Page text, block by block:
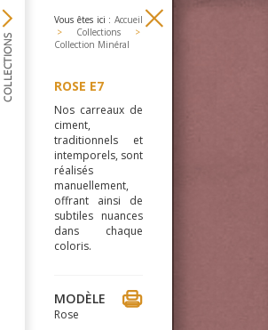
Vous êtes ici : Accueil
>
Collections
>
Collection Minéral
ROSE E7
Nos carreaux de
ciment,
traditionnels et
intemporels, sont
réalisés
manuellement,
offrant ainsi de
subtiles nuances
dans chaque
coloris.
MODÈLE
Rose